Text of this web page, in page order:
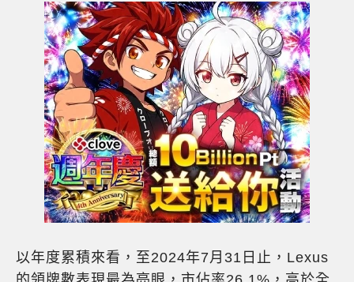
以年度累積來看，至2024年7月31日止，Lexus